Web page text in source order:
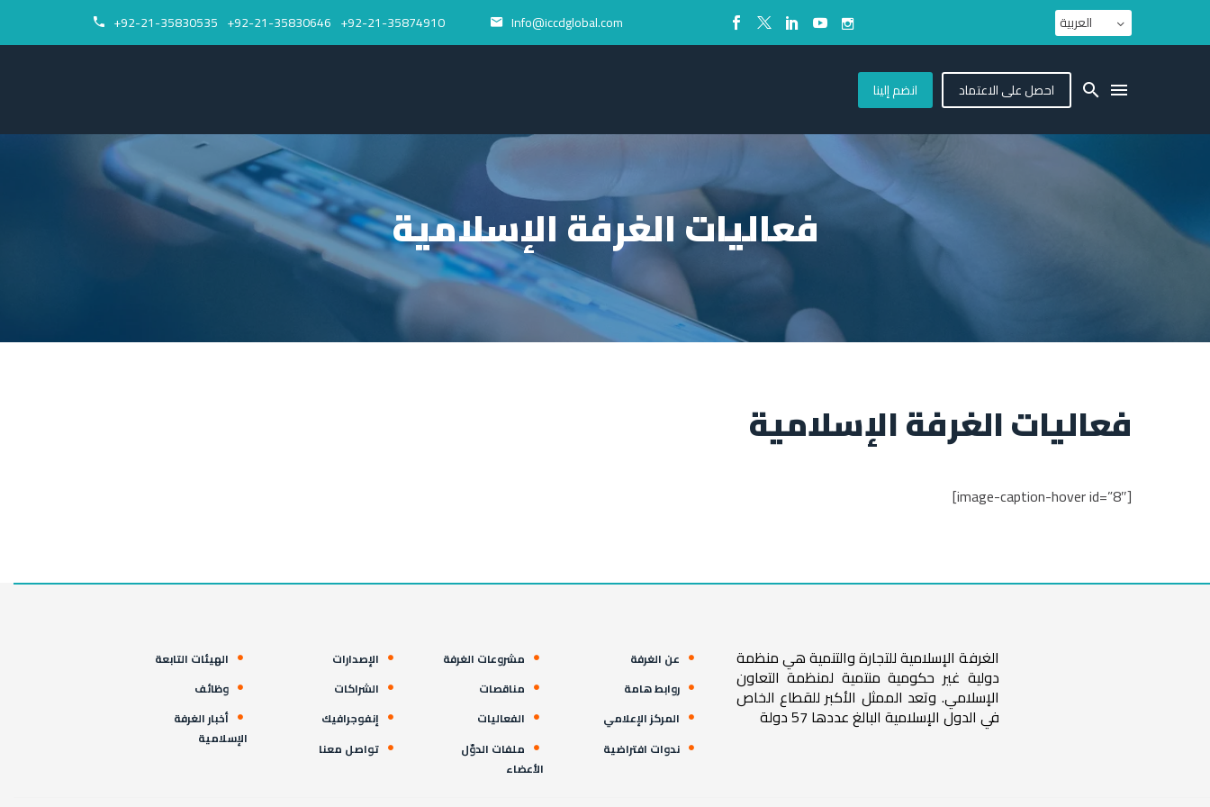
العربية 
 Info@iccdglobal.com
92-21-35874910+
92-21-35830646+

 92-21-35830535+
احصل على الاعتماد انضم إلينا
فعاليات الغرفة الإسلامية
فعاليات الغرفة الإسلامية
[image-caption-hover id=”8″]
الغرفة الإسلامية للتجارة والتنمية هي منظمة
دولية غير حكومية منتمية لمنظمة التعاون
الإسلامي. وتعد الممثل الأكبر للقطاع الخاص
في الدول الإسلامية البالغ عددها 57 دولة
عن الغرفة
روابط هامة
المركز الإعلامي
ندوات افتراضية
مشروعات الغرفة
مناقصات
الفعاليات
ملفات الدوّل
الأعضاء
الإصدارات
الشراكات
إنفوجرافيك
تواصل معنا
الهيئات التابعة
وظائف
أخبار الغرفة
الإسلامية